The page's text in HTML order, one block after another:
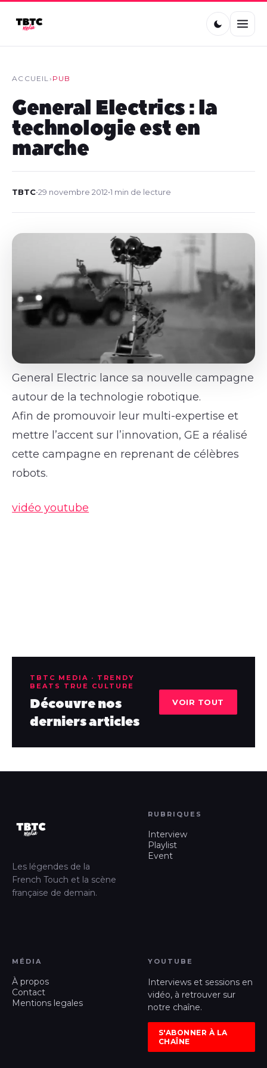
ACCUEIL› PUB
General Electrics : la
technologie est en
marche
TBTC•29 novembre 2012•1 min de lecture
General Electric lance sa nouvelle campagne
autour de la technologie robotique.
Afin de promouvoir leur multi-expertise et
mettre l’accent sur l’innovation, GE a réalisé
cette campagne en reprenant de célèbres
robots.
vidéo youtube
TBTC MEDIA · TRENDY
BEATS TRUE CULTURE
Découvre nos
derniers articles
VOIR TOUT
Les légendes de la
French Touch et la scène
française de demain.
RUBRIQUES
Interview
Playlist
Event
MÉDIA
À propos
Contact
Mentions legales
YOUTUBE
Interviews et sessions en
vidéo, à retrouver sur
notre chaîne.
S'ABONNER À LA
CHAÎNE